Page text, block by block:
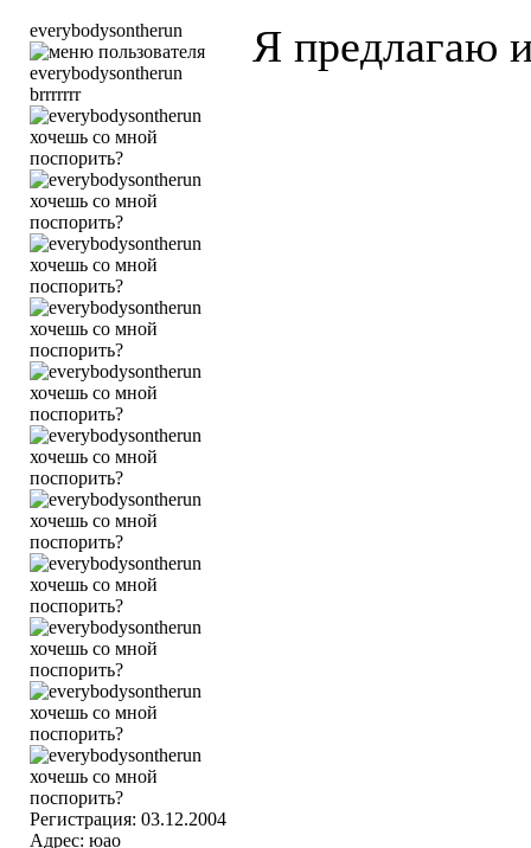
everybodysontherun
brrrrrrr
Регистрация: 03.12.2004
Адрес: юао
Я предлагаю